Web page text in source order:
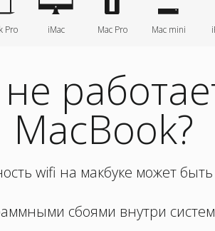
Pro iMac Mac Pro Mac mini
MacBook?
wifi на макбуке может
сбоями внутри